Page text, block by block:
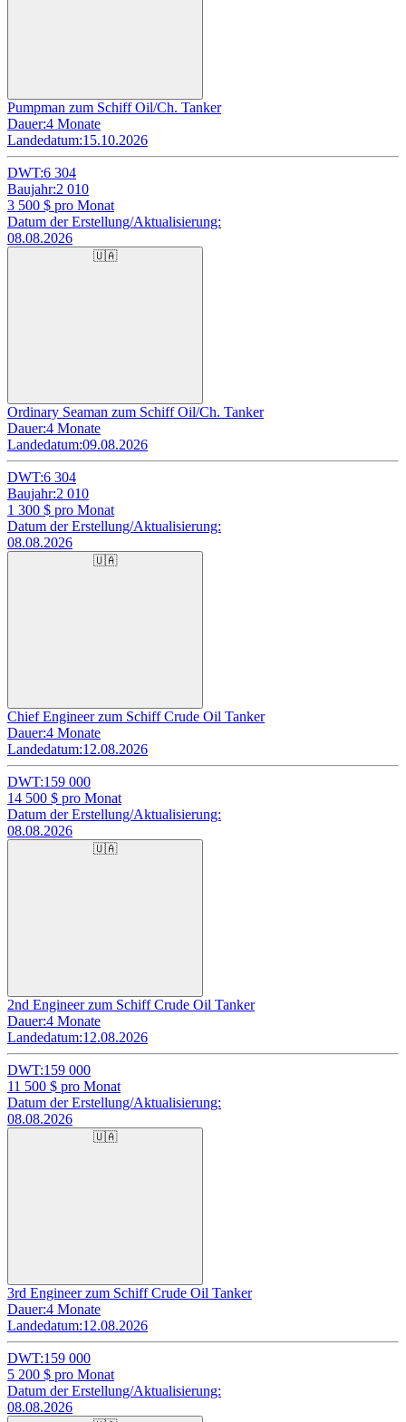
Pumpman zum Schiff Oil/Ch. Tanker
Dauer:4 Monate
Landedatum:15.10.2026
DWT:6 304
Baujahr:2 010
3 500 $ pro Monat
Datum der Erstellung/Aktualisierung:
08.08.2026
🇺🇦
Ordinary Seaman zum Schiff Oil/Ch. Tanker
Dauer:4 Monate
Landedatum:09.08.2026
DWT:6 304
Baujahr:2 010
1 300 $ pro Monat
Datum der Erstellung/Aktualisierung:
08.08.2026
🇺🇦
Chief Engineer zum Schiff Crude Oil Tanker
Dauer:4 Monate
Landedatum:12.08.2026
DWT:159 000
14 500 $ pro Monat
Datum der Erstellung/Aktualisierung:
08.08.2026
🇺🇦
2nd Engineer zum Schiff Crude Oil Tanker
Dauer:4 Monate
Landedatum:12.08.2026
DWT:159 000
11 500 $ pro Monat
Datum der Erstellung/Aktualisierung:
08.08.2026
🇺🇦
3rd Engineer zum Schiff Crude Oil Tanker
Dauer:4 Monate
Landedatum:12.08.2026
DWT:159 000
5 200 $ pro Monat
Datum der Erstellung/Aktualisierung:
08.08.2026